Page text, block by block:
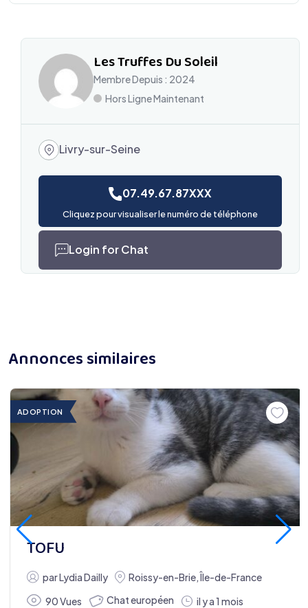
Les Truffes Du Soleil
Membre Depuis : 2024
Hors Ligne Maintenant
Livry-sur-Seine
07.49.67.87XXX
Cliquez pour visualiser le numéro de téléphone
Login for Chat
Annonces similaires
ADOPTION
TOFU
parLydia Dailly Roissy-en-Brie,Île-de-France
90 Vues
Chat européen
il y a 1 mois